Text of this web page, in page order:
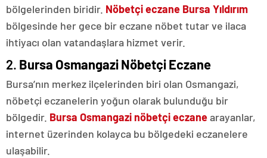
bölgelerinden biridir. Nöbetçi eczane Bursa Yıldırım
bölgesinde her gece bir eczane nöbet tutar ve ilaca
ihtiyacı olan vatandaşlara hizmet verir.
2. Bursa Osmangazi Nöbetçi Eczane
Bursa’nın merkez ilçelerinden biri olan Osmangazi,
nöbetçi eczanelerin yoğun olarak bulunduğu bir
bölgedir. Bursa Osmangazi nöbetçi eczanearayanlar,
internet üzerinden kolayca bu bölgedeki eczanelere
ulaşabilir.